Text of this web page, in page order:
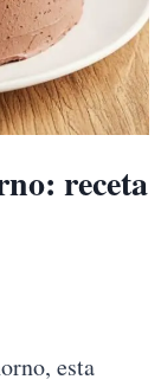
receta
esta